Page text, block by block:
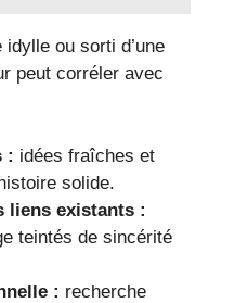
ou sorti d’une
peut corréler avec
: idées fraîches et
solide.
liens existants :
teintés de sincérité
: recherche